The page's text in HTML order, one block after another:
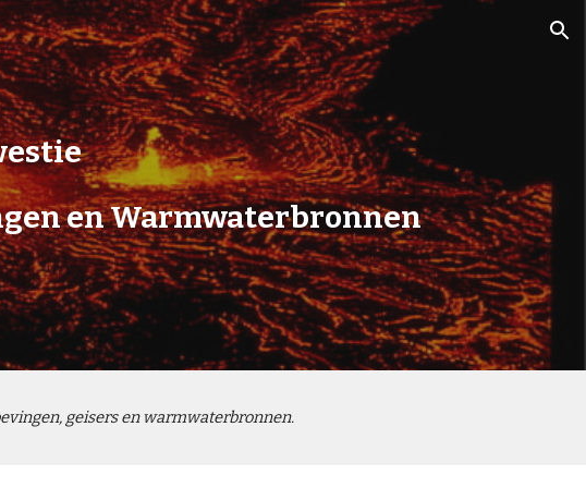
to navigation
en Warmwaterbronnen
geisers en warmwaterbronnen.